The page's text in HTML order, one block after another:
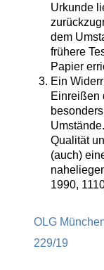
Urkunde
dem
frühere
Papier
Ein
Einreißen
Qualität
(auch)
1990,
OLG
229/19